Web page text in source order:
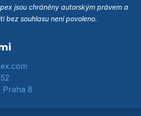
jsou chráněny autorským právem a
bez souhlasu není povoleno.
Praha 8